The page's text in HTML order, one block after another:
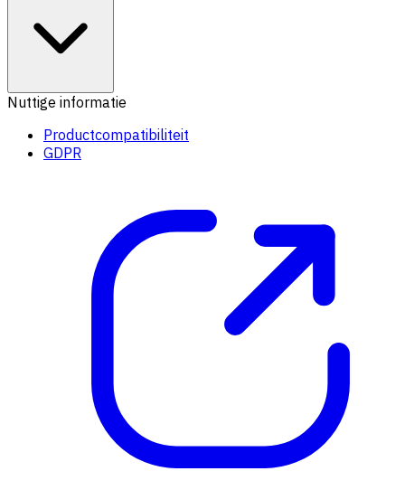
Nuttige informatie
Productcompatibiliteit
GDPR